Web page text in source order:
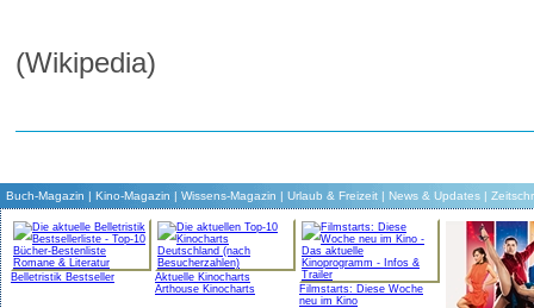
(Wikipedia)
Buch-Magazin | Kino-Magazin | Wissens-Magazin | Urlaub & Freizeit | News & Updates |
Belletristik Bestseller
Aktuelle Kinocharts
Arthouse Kinocharts
Filmstarts: Diese Woche
neu im Kino